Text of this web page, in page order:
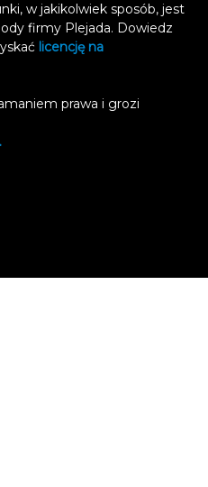
w jakikolwiek sposób, jest
firmy Plejada. Dowiedz
licencję na
prawa i grozi
.